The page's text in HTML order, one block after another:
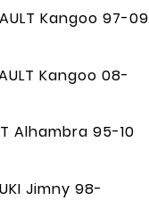
Kangoo 97-09
Kangoo 08-
Alhambra 95-10
Jimny 98-